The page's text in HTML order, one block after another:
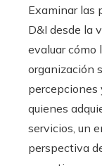
Examinar las
D&I desde la
evaluar cómo
organización
percepciones
quienes
servicios, un
perspectiva